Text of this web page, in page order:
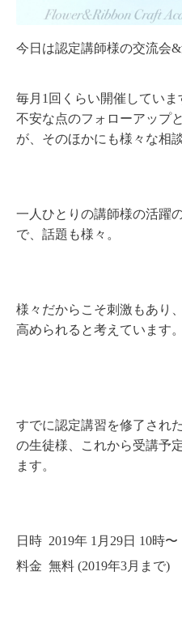
今日は認定講師様の交流会
毎月1回くらい開催してい
不安な点のフォローアップ
が、そのほかにも様々な相
一人ひとりの講師様の活躍
で、話題も様々。
様々だからこそ刺激もあり
高められると考えています。
すでに認定講習を修了され
の生徒様、これから受講予
ます。
日時 2019年 1月29日 10時〜
料金 無料 (2019年3月まで)